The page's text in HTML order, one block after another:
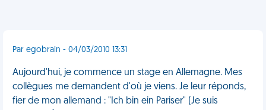
Par egobrain - 04/03/2010 13:31
Aujourd'hui, je commence un stage en Allemagne. Mes
collègues me demandent d'où je viens. Je leur réponds,
fier de mon allemand : "Ich bin ein Pariser" (Je suis